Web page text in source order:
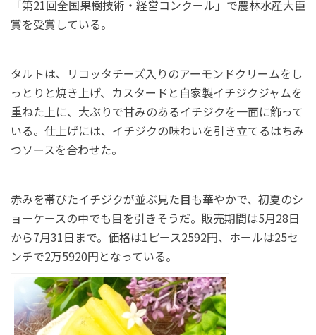
「第21回全国果樹技術・経営コンクール」で農林水産大臣
賞を受賞している。
タルトは、リコッタチーズ入りのアーモンドクリームをし
っとりと焼き上げ、カスタードと自家製イチジクジャムを
重ねた上に、大ぶりで甘みのあるイチジクを一面に飾って
いる。仕上げには、イチジクの味わいを引き立てるはちみ
つソースを合わせた。
赤みを帯びたイチジクが並ぶ見た目も華やかで、初夏のシ
ョーケースの中でも目を引きそうだ。販売期間は5月28日
から7月31日まで。価格は1ピース2592円、ホールは25セ
ンチで2万5920円となっている。